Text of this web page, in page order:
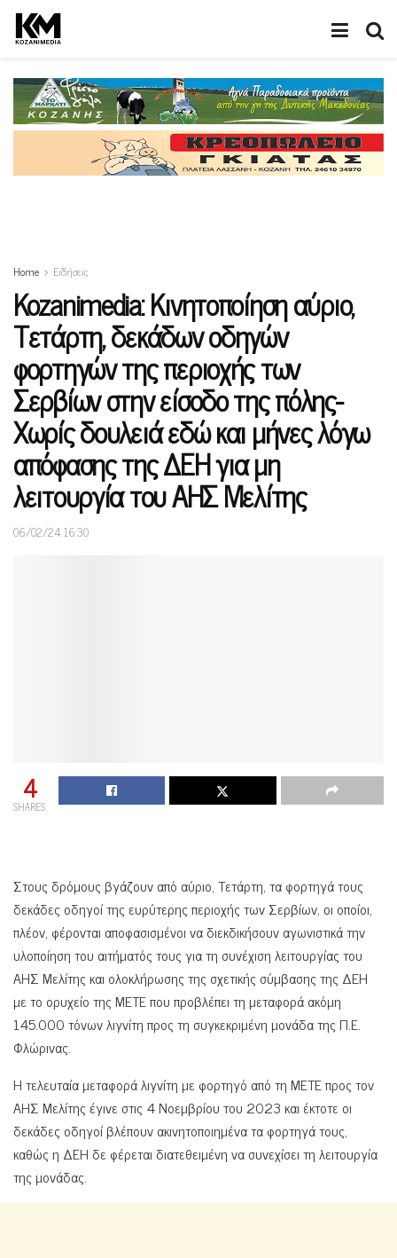
Home Ειδήσεις
Kozanimedia: Κινητοποίηση αύριο,
Τετάρτη, δεκάδων οδηγών
φορτηγών της περιοχής των
Σερβίων στην είσοδο της πόλης-
Χωρίς δουλειά εδώ και μήνες λόγω
απόφασης της ΔΕΗ για μη
λειτουργία του ΑΗΣ Μελίτης
06/02/24 16:30
4
SHARES
Στους δρόμους βγάζουν από αύριο, Τετάρτη, τα φορτηγά τους
δεκάδες οδηγοί της ευρύτερης περιοχής των Σερβίων, οι οποίοι,
πλέον, φέρονται αποφασισμένοι να διεκδικήσουν αγωνιστικά την
υλοποίηση του αιτήματός τους για τη συνέχιση λειτουργίας του
ΑΗΣ Μελίτης και ολοκλήρωσης της σχετικής σύμβασης της ΔΕΗ
με το ορυχείο της ΜΕΤΕ που προβλέπει τη μεταφορά ακόμη
145.000 τόνων λιγνίτη προς τη συγκεκριμένη μονάδα της Π.Ε.
Φλώρινας.
Η τελευταία μεταφορά λιγνίτη με φορτηγό από τη ΜΕΤΕ προς τον
ΑΗΣ Μελίτης έγινε στις 4 Νοεμβρίου του 2023 και έκτοτε οι
δεκάδες οδηγοί βλέπουν ακινητοποιημένα τα φορτηγά τους,
καθώς η ΔΕΗ δε φέρεται διατεθειμένη να συνεχίσει τη λειτουργία
της μονάδας.